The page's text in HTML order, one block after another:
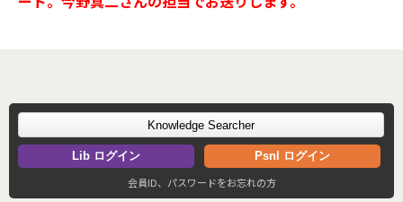
Knowledge Searcher
Lib ログイン Psnl ログイン
会員ID、パスワードをお忘れの方